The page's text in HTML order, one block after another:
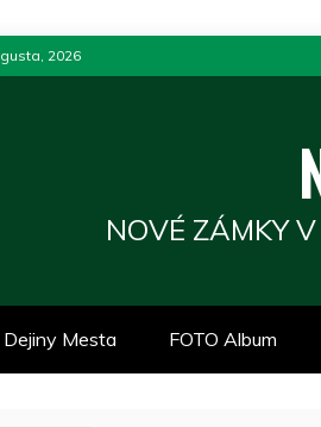
2026
NOVÉ ZÁMKY
Dejiny Mesta FOTO Album